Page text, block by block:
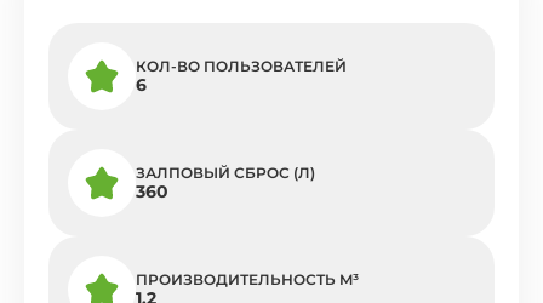
КОЛ-ВО ПОЛЬЗОВАТЕЛЕЙ
6
ЗАЛПОВЫЙ СБРОС (Л)
360
ПРОИЗВОДИТЕЛЬНОСТЬ M³
1,2